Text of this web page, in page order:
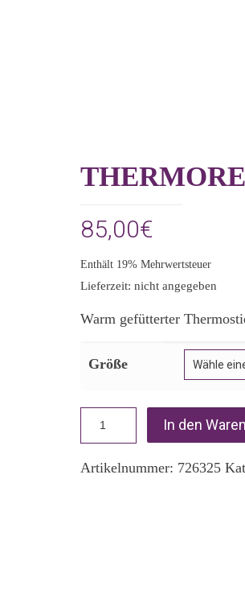
85,00€
Enthält 19% Mehrwertsteuer
Lieferzeit: nicht angegeben
Warm gefütterter
Größe
In den
Artikelnummer: 726325